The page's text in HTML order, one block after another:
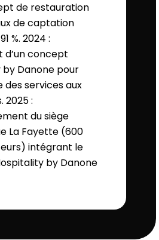
de restauration
de captation
%. 2024 :
d’un concept
Danone pour
des services aux
2025 :
du siège
La Fayette (600
intégrant le
by Danone